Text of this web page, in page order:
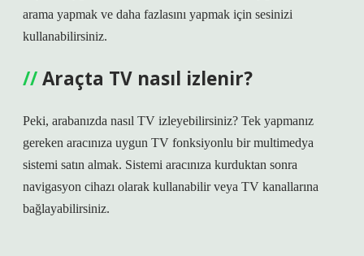
arama yapmak ve daha fazlasını yapmak için sesinizi
kullanabilirsiniz.
Araçta TV nasıl izlenir?
Peki, arabanızda nasıl TV izleyebilirsiniz? Tek yapmanız
gereken aracınıza uygun TV fonksiyonlu bir multimedya
sistemi satın almak. Sistemi aracınıza kurduktan sonra
navigasyon cihazı olarak kullanabilir veya TV kanallarına
bağlayabilirsiniz.